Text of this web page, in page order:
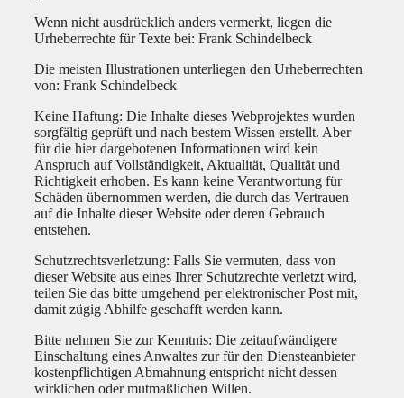
Wenn nicht ausdrücklich anders vermerkt, liegen die
Urheberrechte für Texte bei: Frank Schindelbeck
Die meisten Illustrationen unterliegen den Urheberrechten
von: Frank Schindelbeck
Keine Haftung: Die Inhalte dieses Webprojektes wurden
sorgfältig geprüft und nach bestem Wissen erstellt. Aber
für die hier dargebotenen Informationen wird kein
Anspruch auf Vollständigkeit, Aktualität, Qualität und
Richtigkeit erhoben. Es kann keine Verantwortung für
Schäden übernommen werden, die durch das Vertrauen
auf die Inhalte dieser Website oder deren Gebrauch
entstehen.
Schutzrechtsverletzung: Falls Sie vermuten, dass von
dieser Website aus eines Ihrer Schutzrechte verletzt wird,
teilen Sie das bitte umgehend per elektronischer Post mit,
damit zügig Abhilfe geschafft werden kann.
Bitte nehmen Sie zur Kenntnis: Die zeitaufwändigere
Einschaltung eines Anwaltes zur für den Diensteanbieter
kostenpflichtigen Abmahnung entspricht nicht dessen
wirklichen oder mutmaßlichen Willen.